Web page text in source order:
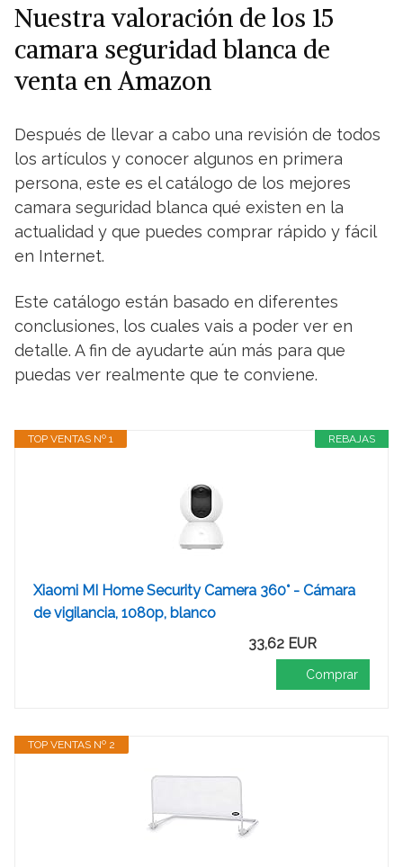
Nuestra valoración de los 15
camara seguridad blanca de
venta en Amazon
Después de llevar a cabo una revisión de todos
los artículos y conocer algunos en primera
persona, este es el catálogo de los mejores
camara seguridad blanca qué existen en la
actualidad y que puedes comprar rápido y fácil
en Internet.
Este catálogo están basado en diferentes
conclusiones, los cuales vais a poder ver en
detalle. A fin de ayudarte aún más para que
puedas ver realmente que te conviene.
REBAJAS
TOP VENTAS Nº 1
Xiaomi MI Home Security Camera 360° - Cámara
de vigilancia, 1080p, blanco
33,62 EUR
Comprar
TOP VENTAS Nº 2